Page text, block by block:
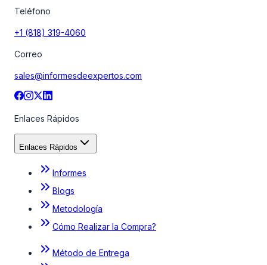
Teléfono
+1 (818) 319-4060
Correo
sales@informesdeexpertos.com
Enlaces Rápidos
Enlaces Rápidos
Informes
Blogs
Metodología
Cómo Realizar la Compra?
Método de Entrega